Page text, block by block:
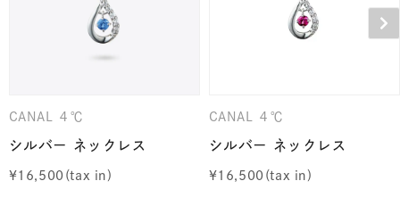
CANAL ４℃
シルバー ネックレス
¥16,500
CANAL ４℃
シルバー ネックレス
¥16,500